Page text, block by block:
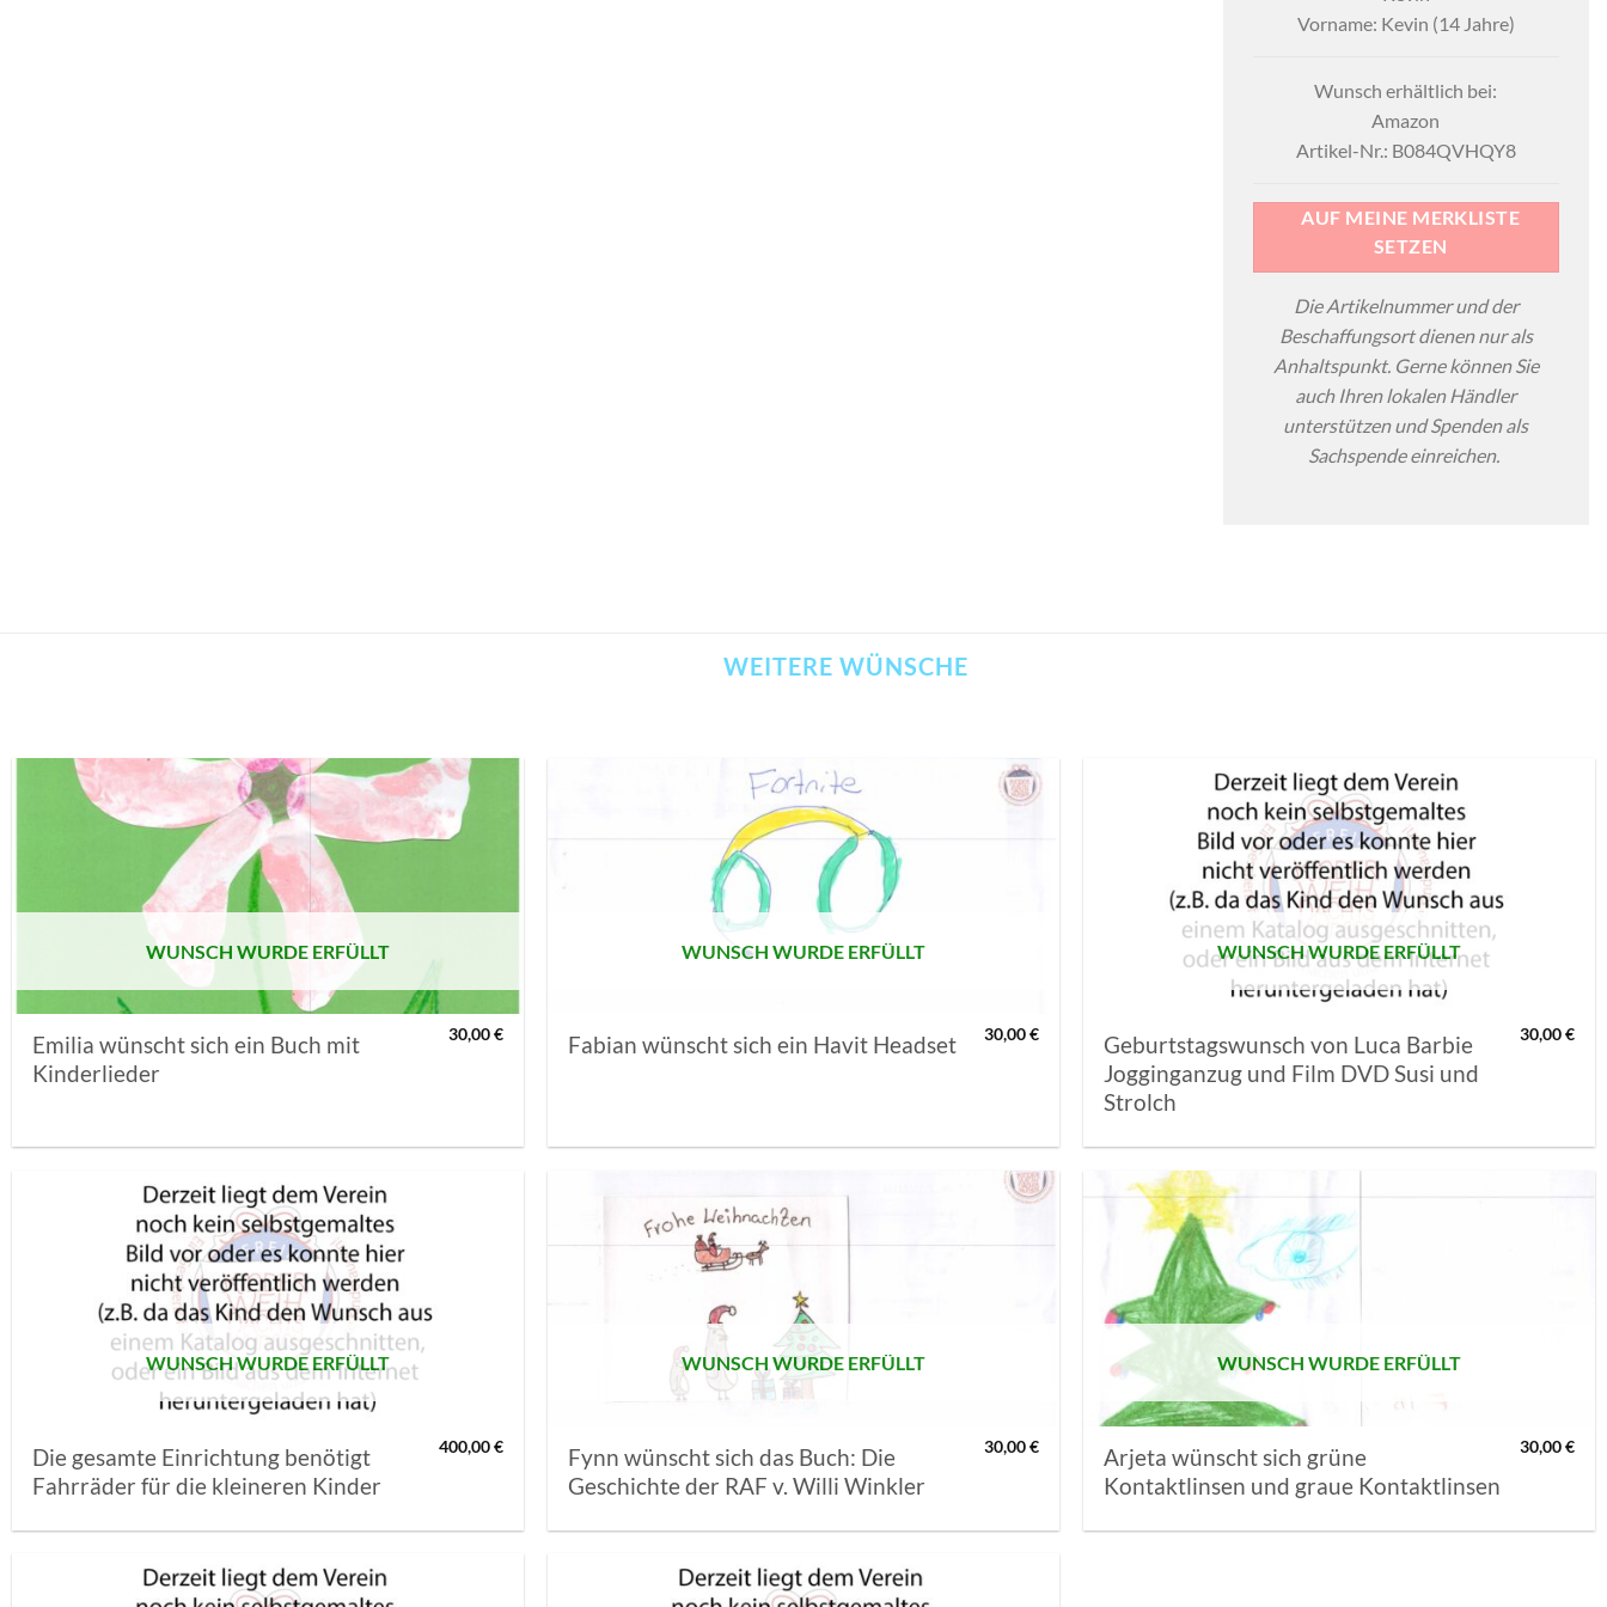
Vorname: Kevin (14 Jahre)
Wunsch erhältlich bei:
Amazon
Artikel-Nr.: B084QVHQY8
AUF MEINE MERKLISTE
SETZEN
Die Artikelnummer und der
Beschaffungsort dienen nur als
Anhaltspunkt. Gerne können Sie
auch Ihren lokalen Händler
unterstützen und Spenden als
Sachspende einreichen.
WEITERE WÜNSCHE
AUF MEINE
WUNSCH WURDE ERFÜLLT
Emilia wünscht sich ein Buch mit
Kinderlieder
30,00€
WUNSCH WURDE ERFÜLLT
Fabian wünscht sich ein Havit Headset 30,00€
WUNSCH WURDE ERFÜLLT
Geburtstagswunsch von Luca Barbie
Jogginganzug und Film DVD Susi und
Strolch
30,00€
WUNSCH WURDE ERFÜLLT
Die gesamte Einrichtung benötigt
Fahrräder für die kleineren Kinder
400,00€
WUNSCH WURDE ERFÜLLT
Fynn wünscht sich das Buch: Die
Geschichte der RAF v. Willi Winkler
30,00€
WUNSCH WURDE ERFÜLLT
Arjeta wünscht sich grüne
Kontaktlinsen und graue Kontaktlinsen
30,00€